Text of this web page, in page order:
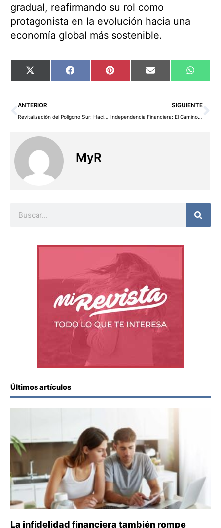
gradual, reafirmando su rol como
protagonista en la evolución hacia una
economía global más sostenible.
Compartir
en
X
(Twitter)
Compartir
en
Facebook Compartir
en
Pinterest Compartir
en
Email
en
Ant
ANTERIOR
Revitalización del Polígono Sur: Hacia una Nueva Era Urbana en Sevilla
SIGUIENTE
Independencia Financiera: El Camino hacia la Libertad Personal y la Plenitud
MyR
Últimos artículos
La infidelidad financiera también rompe